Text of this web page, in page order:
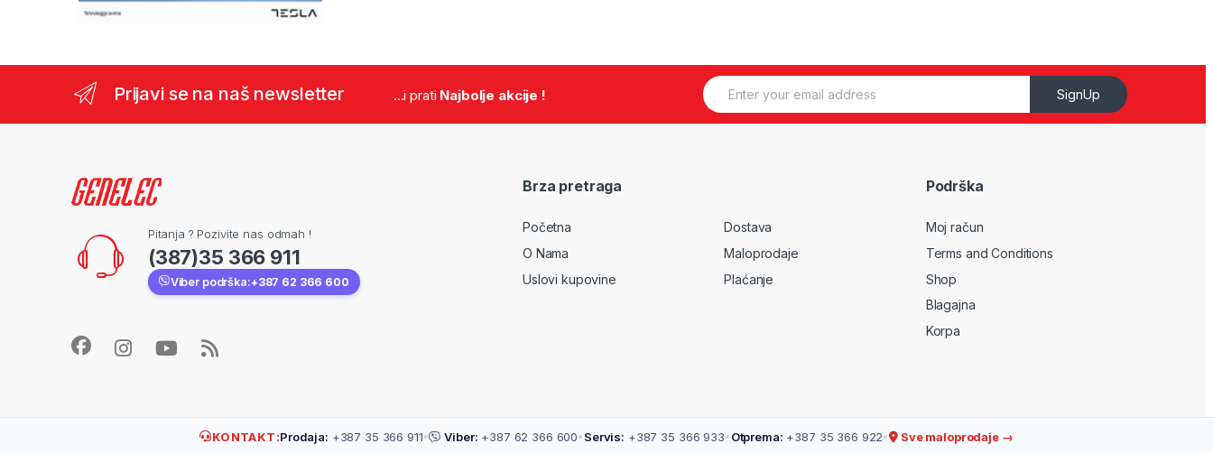
Prijavi se na naš newsletter ...i prati Najbolje akcije !
E
m
SignUp
Pitanja ? Pozivite nas odmah !
(387)35 366 911
Viber podrška:+387 62 366 600
Brza pretraga
Početna
O Nama
Uslovi kupovine
Dostava
Maloprodaje
Plaćanje
Podrška
Moj račun
Terms and Conditions
Shop
Blagajna
Korpa
KONTAKT:Prodaja: +387 35 366 911• Viber: +387 62 366 600• Servis: +387 35 366 933• Otprema: +387 35 366 922• Sve maloprodaje →